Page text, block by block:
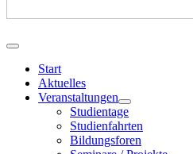
Start
Aktuelles
Veranstaltungen
Studientage
Studienfahrten
Bildungsforen